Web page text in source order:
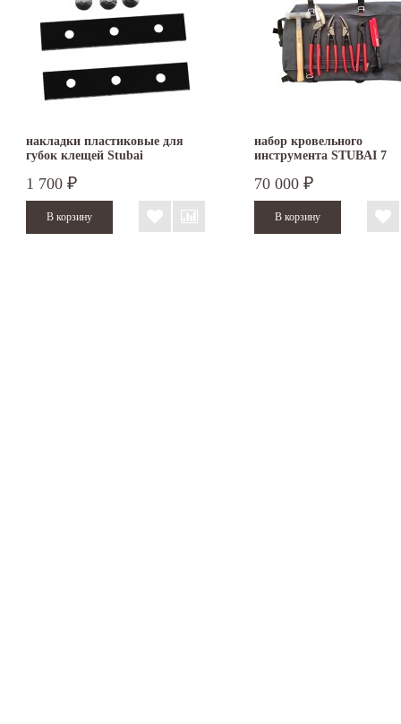
накладки пластиковые для
губок клещей Stubai
1 700 ₽
набор кровельного
инструмента STUBAI 7
70 000 ₽